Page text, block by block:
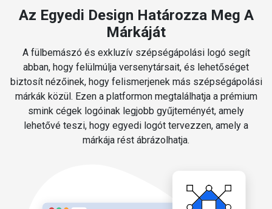
Az Egyedi Design Határozza Meg A
Márkáját
A fülbemászó és exkluzív szépségápolási logó segít
abban, hogy felülmúlja versenytársait, és lehetőséget
biztosít nézőinek, hogy felismerjenek más szépségápolási
márkák közül. Ezen a platformon megtalálhatja a prémium
smink cégek logóinak legjobb gyűjteményét, amely
lehetővé teszi, hogy egyedi logót tervezzen, amely a
márkája rést ábrázolhatja.